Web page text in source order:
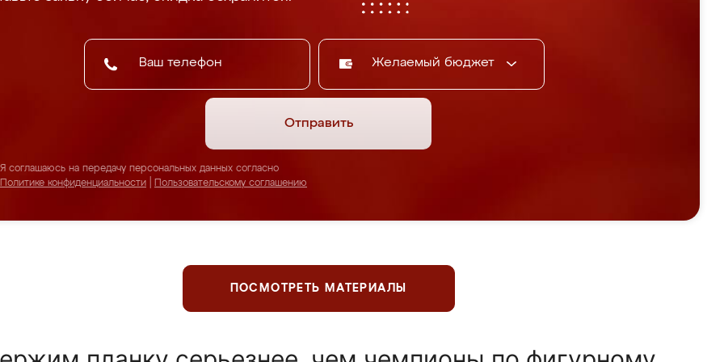
Желаемый бюджет
Отправить
Я соглашаюсь на передачу персональных данных согласно
Политике конфиденциальности
Пользовательскому соглашению
ПОСМОТРЕТЬ МАТЕРИАЛЫ